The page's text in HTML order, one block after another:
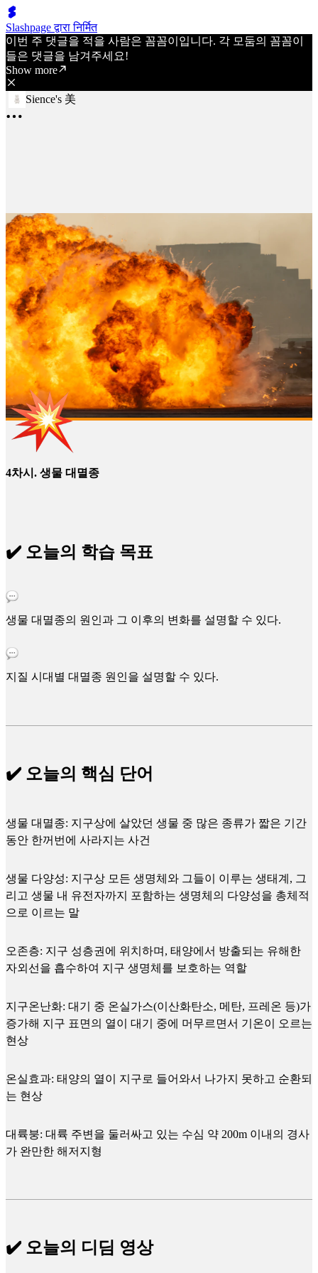
Slashpage द्वारा निर्मित
이번 주 댓글을 적을 사람은 꼼꼼이입니다. 각 모둠의 꼼꼼이
들은 댓글을 남겨주세요!
Show more
Sience's 美
4차시. 생물 대멸종
✔️ 오늘의 학습 목표
생물 대멸종의 원인과 그 이후의 변화를 설명할 수 있다.
지질 시대별 대멸종 원인을 설명할 수 있다.
✔️ 오늘의 핵심 단어
생물 대멸종: 지구상에 살았던 생물 중 많은 종류가 짧은 기간
동안 한꺼번에 사라지는 사건
생물 다양성: 지구상 모든 생명체와 그들이 이루는 생태계, 그
리고 생물 내 유전자까지 포함하는 생명체의 다양성을 총체적
으로 이르는 말
오존층: 지구 성층권에 위치하며, 태양에서 방출되는 유해한
자외선을 흡수하여 지구 생명체를 보호하는 역할
지구온난화: 대기 중 온실가스(이산화탄소, 메탄, 프레온 등)가
증가해 지구 표면의 열이 대기 중에 머무르면서 기온이 오르는
현상
온실효과: 태양의 열이 지구로 들어와서 나가지 못하고 순환되
는 현상
대륙붕: 대륙 주변을 둘러싸고 있는 수심 약 200m 이내의 경사
가 완만한 해저지형
✔️ 오늘의 디딤 영상